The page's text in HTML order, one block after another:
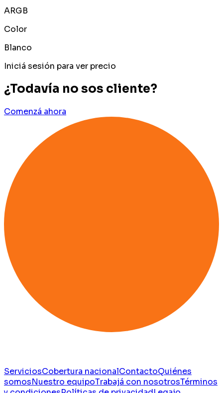
ARGB
Color
Blanco
Iniciá sesión para ver precio
¿Todavía no sos cliente?
Comenzá ahora
ServiciosCobertura nacionalContactoQuiénes
somosNuestro equipoTrabajá con nosotrosTérminos